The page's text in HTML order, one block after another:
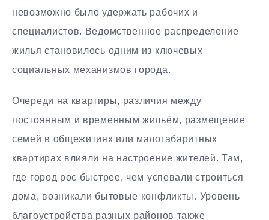
невозможно было удержать рабочих и
специалистов. Ведомственное распределение
жилья становилось одним из ключевых
социальных механизмов города.
Очереди на квартиры, различия между
постоянным и временным жильём, размещение
семей в общежитиях или малогабаритных
квартирах влияли на настроение жителей. Там,
где город рос быстрее, чем успевали строиться
дома, возникали бытовые конфликты. Уровень
благоустройства разных районов также